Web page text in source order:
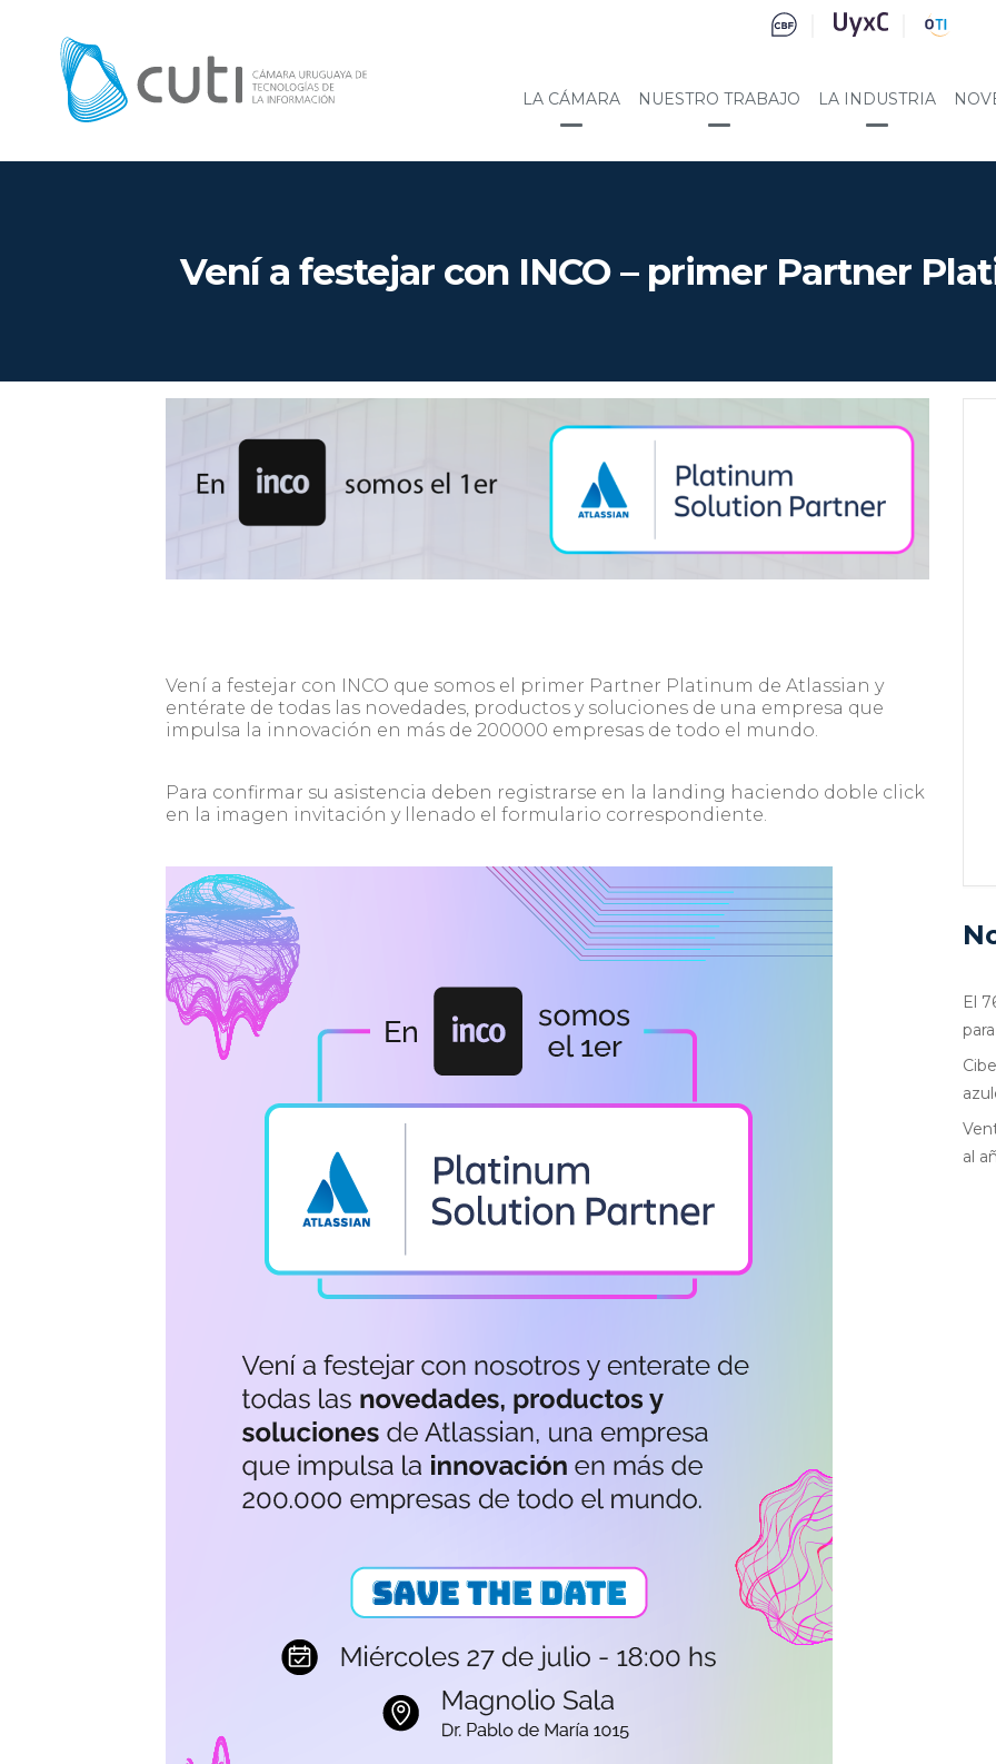
LA CÁMARA NUESTRO TRABAJO LA INDUSTRIA
Vení a festejar con INCO – primer Partner
Vení a festejar con INCO que somos el primer Partner Platinum de Atlassian y
entérate de todas las novedades, productos y soluciones de una empresa que
impulsa la innovación en más de 200000 empresas de todo el mundo.
Para confirmar su asistencia deben registrarse en la landing haciendo doble click
en la imagen invitación y llenado el formulario correspondiente.
El
al